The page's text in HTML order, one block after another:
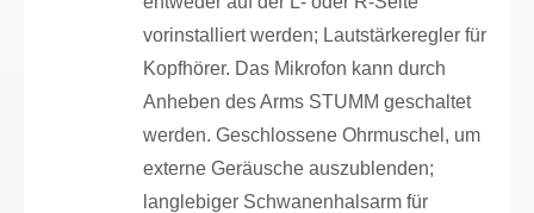
vorinstalliert werden; Lautstärkeregler für
Kopfhörer. Das Mikrofon kann durch
Anheben des Arms STUMM geschaltet
werden. Geschlossene Ohrmuschel, um
externe Geräusche auszublenden;
langlebiger Schwanenhalsarm für